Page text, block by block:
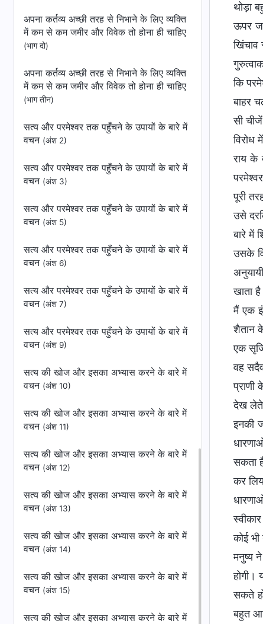
अपना कर्तव्य अच्छी तरह से निभाने के लिए व्यक्ति
में कम से कम जमीर और विवेक तो होना ही चाहिए
(भाग दो)
अपना कर्तव्य अच्छी तरह से निभाने के लिए व्यक्ति
में कम से कम जमीर और विवेक तो होना ही चाहिए
(भाग तीन)
सत्य और परमेश्वर तक पहुँचने के उपायों के बारे में
वचन (अंश 2)
सत्य और परमेश्वर तक पहुँचने के उपायों के बारे में
वचन (अंश 3)
सत्य और परमेश्वर तक पहुँचने के उपायों के बारे में
वचन (अंश 5)
सत्य और परमेश्वर तक पहुँचने के उपायों के बारे में
वचन (अंश 6)
सत्य और परमेश्वर तक पहुँचने के उपायों के बारे में
वचन (अंश 7)
सत्य और परमेश्वर तक पहुँचने के उपायों के बारे में
वचन (अंश 9)
सत्य की खोज और इसका अभ्यास करने के बारे में
वचन (अंश 10)
सत्य की खोज और इसका अभ्यास करने के बारे में
वचन (अंश 11)
सत्य की खोज और इसका अभ्यास करने के बारे में
वचन (अंश 12)
सत्य की खोज और इसका अभ्यास करने के बारे में
वचन (अंश 13)
सत्य की खोज और इसका अभ्यास करने के बारे में
वचन (अंश 14)
सत्य की खोज और इसका अभ्यास करने के बारे में
वचन (अंश 15)
सत्य की खोज और इसका अभ्यास करने के बारे में
थोड़ा
ऊपर
खिंचाव
कि
बाहर
सी
विरोध
राय के
पूरी
उसे
बारे में
उसके
खाता
मैं एक
शैतान
एक
वह
देख लेते
इनकी
सकता
कर
कोई
मनुष्य
होगी।
सकते
बहुत